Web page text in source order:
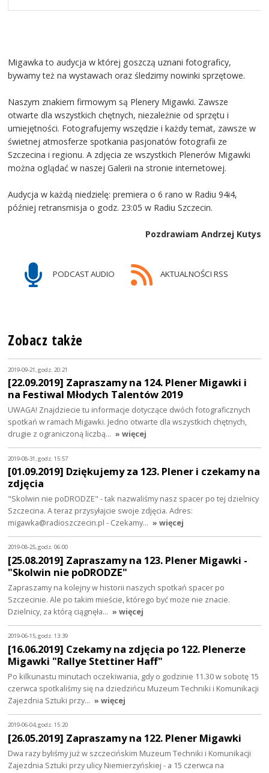
Migawka to audycja w której goszczą uznani fotograficy,
bywamy też na wystawach oraz śledzimy nowinki sprzętowe.
Naszym znakiem firmowym są Plenery Migawki. Zawsze
otwarte dla wszystkich chętnych, niezależnie od sprzętu i
umiejętności. Fotografujemy wszędzie i każdy temat, zawsze w
świetnej atmosferze spotkania pasjonatów fotografii ze
Szczecina i regionu. A zdjęcia ze wszystkich Plenerów Migawki
można oglądać w naszej Galerii na stronie internetowej.
Audycja w każdą niedzielę: premiera o 6 rano w Radiu 94i4,
później retransmisja o godz. 23:05 w Radiu Szczecin.
Pozdrawiam Andrzej Kutys
PODCAST AUDIO AKTUALNOŚCI RSS
Zobacz także
2019-09-21, godz. 20:21
[22.09.2019] Zapraszamy na 124. Plener Migawki i
na Festiwal Młodych Talentów 2019
UWAGA! Znajdziecie tu informacje dotyczące dwóch fotograficznych
spotkań w ramach Migawki. Jedno otwarte dla wszystkich chętnych,
drugie z ograniczoną liczbą… » więcej
2019-08-31, godz. 15:57
[01.09.2019] Dziękujemy za 123. Plener i czekamy na
zdjęcia
"Skolwin nie poDRODZE" - tak nazwaliśmy nasz spacer po tej dzielnicy
Szczecina. A teraz przysyłajcie swoje zdjęcia. Adres:
migawka@radioszczecin.pl - Czekamy… » więcej
2019-08-25, godz. 06:00
[25.08.2019] Zapraszamy na 123. Plener Migawki -
"Skolwin nie poDRODZE"
Zapraszamy na kolejny w historii naszych spotkań spacer po
Szczecinie. Ale po takim mieście, którego być może nie znacie.
Dzielnicy, za którą ciągnęła… » więcej
2019-06-15, godz. 13:39
[16.06.2019] Czekamy na zdjęcia po 122. Plenerze
Migawki "Rallye Stettiner Haff"
Po kilkunastu minutach oczekiwania, gdy o godzinie 11.30 w sobotę 15
czerwca spotkaliśmy się na dziedzińcu Muzeum Techniki i Komunikacji
Zajezdnia Sztuki przy… » więcej
2019-06-04, godz. 15:20
[26.05.2019] Zapraszamy na 122. Plener Migawki
Dwa razy byliśmy już w szczecińskim Muzeum Techniki i Komunikacji
Zajezdnia Sztuki przy ulicy Niemierzyńskiej - a 15 czerwca na